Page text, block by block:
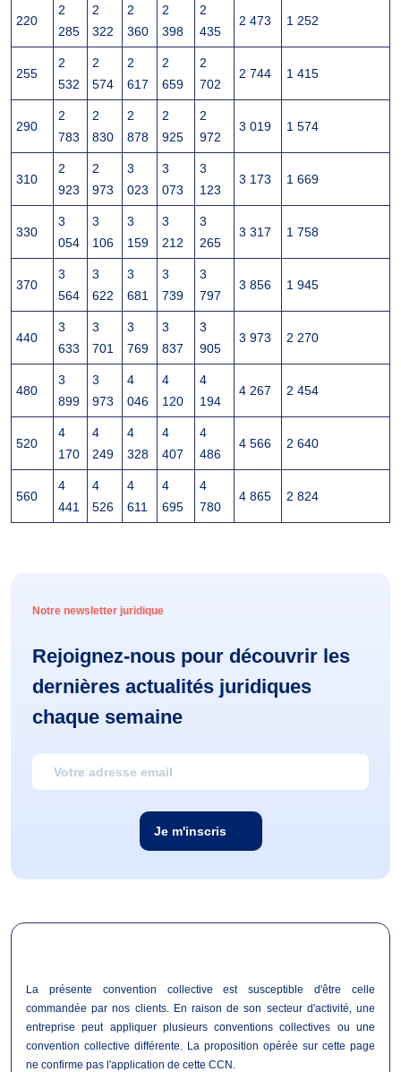
220
2
285
2
322
2
360
2
398
2
435
2 473 1 252
255
2
532
2
574
2
617
2
659
2
702
2 744 1 415
290
2
783
2
830
2
878
2
925
2
972
3 019 1 574
310
2
923
2
973
3
023
3
073
3
123
3 173 1 669
330
3
054
3
106
3
159
3
212
3
265
3 317 1 758
370
3
564
3
622
3
681
3
739
3
797
3 856 1 945
440
3
633
3
701
3
769
3
837
3
905
3 973 2 270
480
3
899
3
973
4
046
4
120
4
194
4 267 2 454
520
4
170
4
249
4
328
4
407
4
486
4 566 2 640
560
4
441
4
526
4
611
4
695
4
780
4 865 2 824
Notre newsletter juridique
Rejoignez-nous pour découvrir les
dernières actualités juridiques
chaque semaine
Je m'inscris
La présente convention collective est susceptible d'être celle
commandée par nos clients. En raison de son secteur d'activité, une
entreprise peut appliquer plusieurs conventions collectives ou une
convention collective différente. La proposition opérée sur cette page
ne confirme pas l'application de cette CCN.